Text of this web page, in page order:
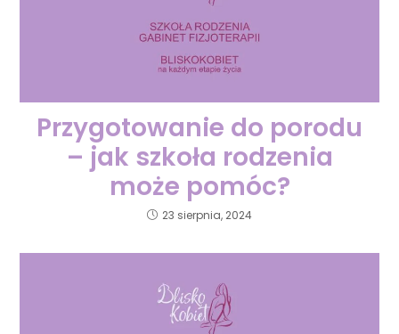
Przygotowanie do porodu
– jak szkoła rodzenia
może pomóc?
23 sierpnia, 2024